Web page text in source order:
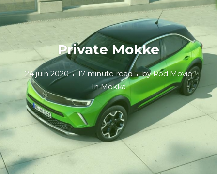
Private Mokke
24 juin 2020 17 minute read byRod Movie
InMokka